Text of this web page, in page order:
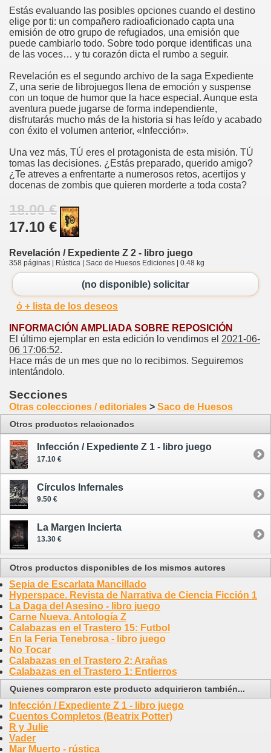
Estás evaluando las posibles opciones cuando el destino
elige por ti: un compañero radioaficionado capta una
emisión de otro grupo de refugiados, una emisión que
puede cambiarlo todo. Sobre todo porque identificas una
de las voces… y tu corazón dicta el rumbo a seguir.
Revelación es el segundo archivo de la saga Expediente
Z, una serie de librojuegos llena de emoción y suspense
con un toque de humor que la hace especial. Aunque esta
aventura puede jugarse de forma independiente,
disfrutarás mucho más de la historia si has leído y acabado
con éxito el volumen anterior, «Infección».
Una vez más, TÚ eres el protagonista de esta misión. TÚ
tomas las decisiones. ¿Estás preparado, querido amigo?
¿Te atreves a enfrentarte a numerosos retos, acertijos y
docenas de zombis que quieren morderte a toda costa?
18.00 €
17.10 €
Revelación / Expediente Z 2 - libro juego
358 páginas | Rústica | Saco de Huesos Ediciones | 0.48 kg
(no disponible) solicitar
ó + lista de los deseos
INFORMACIÓN AMPLIADA SOBRE REPOSICIÓN
El último ejemplar en esta edición lo vendimos el 2021-06-
06 17:06:52.
Hace más de un mes que no lo recibimos. Seguiremos
intentándolo.
Secciones
Otras colecciones / editoriales > Saco de Huesos
Otros productos relacionados
Infección / Expediente Z 1 - libro juego
17.10 €
Círculos Infernales
9.50 €
La Margen Incierta
13.30 €
Otros productos disponibles de los mismos autores
Sepia de Escarlata Mancillado
Hyperspace. Revista de Narrativa de Ciencia Ficción 1
La Daga del Asesino - libro juego
Carne Nueva. Antología Z
Calabazas en el Trastero 15: Futbol
En la Feria Tenebrosa - libro juego
No Tocar
Calabazas en el Trastero 2: Arañas
Calabazas en el Trastero 1: Entierros
Quienes compraron este producto adquirieron también...
Infección / Expediente Z 1 - libro juego
Cuentos Completos (Beatrix Potter)
R y Julie
Vader
Mar Muerto - rústica